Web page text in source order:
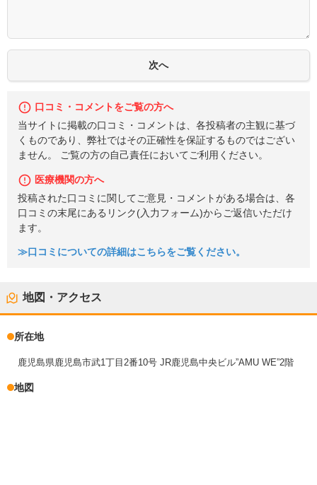
口コミ・コメントをご覧の方へ
当サイトに掲載の口コミ・コメントは、各投稿者の主観に基づ
くものであり、弊社ではその正確性を保証するものではござい
ません。 ご覧の方の自己責任においてご利用ください。
医療機関の方へ
投稿された口コミに関してご意見・コメントがある場合は、各
口コミの末尾にあるリンク(入力フォーム)からご返信いただけ
ます。
≫口コミについての詳細はこちらをご覧ください。
地図・アクセス
所在地
鹿児島県鹿児島市武1丁目2番10号 JR鹿児島中央ビル”AMU WE”2階
地図